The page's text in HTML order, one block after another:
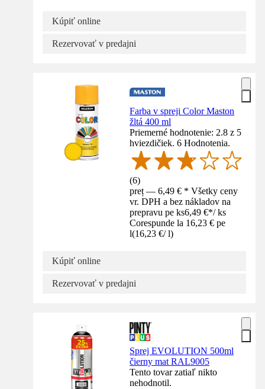
Kúpiť online
Rezervovať v predajni
Farba v spreji Color Maston
žltá 400 ml
Priemerné hodnotenie: 2.8 z 5
hviezdičiek. 6 Hodnotenia.
(6)
preț — 6,49 € * Všetky ceny
vr. DPH a bez nákladov na
prepravu pe ks6,49 €*/ ks
Corespunde la 16,23 € pe
l(16,23 €/ l)
Kúpiť online
Rezervovať v predajni
Sprej EVOLUTION 500ml
čierny mat RAL9005
Tento tovar zatiaľ nikto
nehodnotil.